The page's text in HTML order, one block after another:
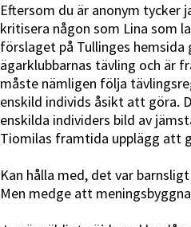
Eftersom du är anonym
kritisera någon som Lina som
förslaget på Tullinges
ägarklubbarnas tävling och är
måste nämligen följa
enskild individs åsikt att göra.
enskilda individers bild av
Tiomilas framtida upplägg att
Kan hålla med, det var
Men medge att